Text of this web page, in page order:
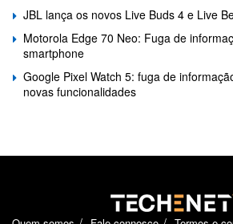
JBL lança os novos Live Buds 4 e Live
Motorola Edge 70 Neo: Fuga de
smartphone
Google Pixel Watch 5: fuga de
novas funcionalidades